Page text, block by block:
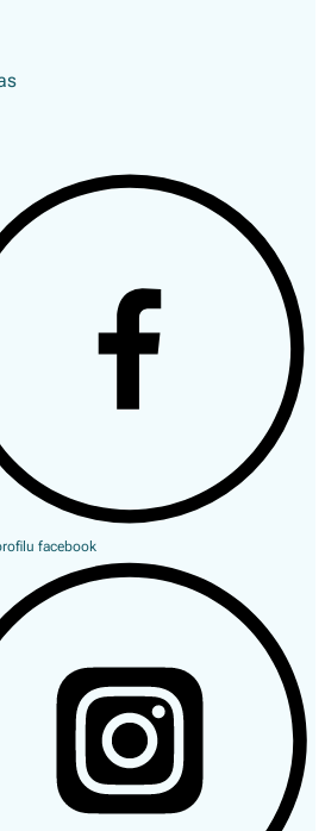
facebook